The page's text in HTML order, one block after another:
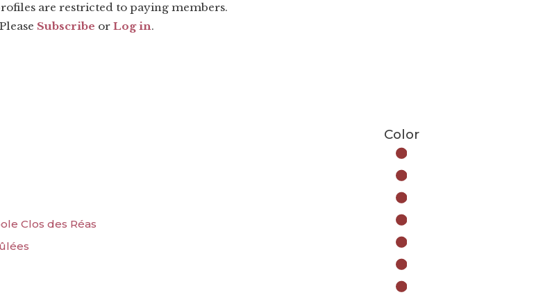
are restricted to paying members.
Please Subscribe or Log in.
Color
Clos des Réas